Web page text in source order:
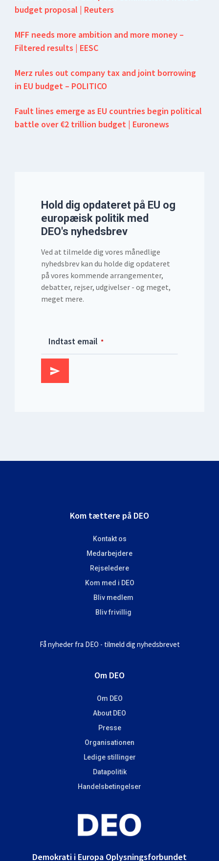
budget proposal | Reuters
MFF needs more ambition and more money –
Filtered results | EESC
Merz rules out company tax and joint borrowing
in EU budget – POLITICO
Fault lines emerge as EU countries begin political
battle over €2 trillion budget | Euronews
Hold dig opdateret på EU og
europæisk politik med
DEO's nyhedsbrev
Ved at tilmelde dig vores månedlige
nyhedsbrev kan du holde dig opdateret
på vores kommende arrangementer,
debatter, rejser, udgivelser - og meget,
meget mere.
Indtast email *
Tilmeld
Kom tættere på DEO
Kontakt os
Medarbejdere
Rejseledere
Kom med i DEO
Bliv medlem
Bliv frivillig
Få nyheder fra DEO - tilmeld dig nyhedsbrevet
Om DEO
Om DEO
About DEO
Presse
Organisationen
Ledige stillinger
Datapolitik
Handelsbetingelser
Demokrati i Europa Oplysningsforbundet